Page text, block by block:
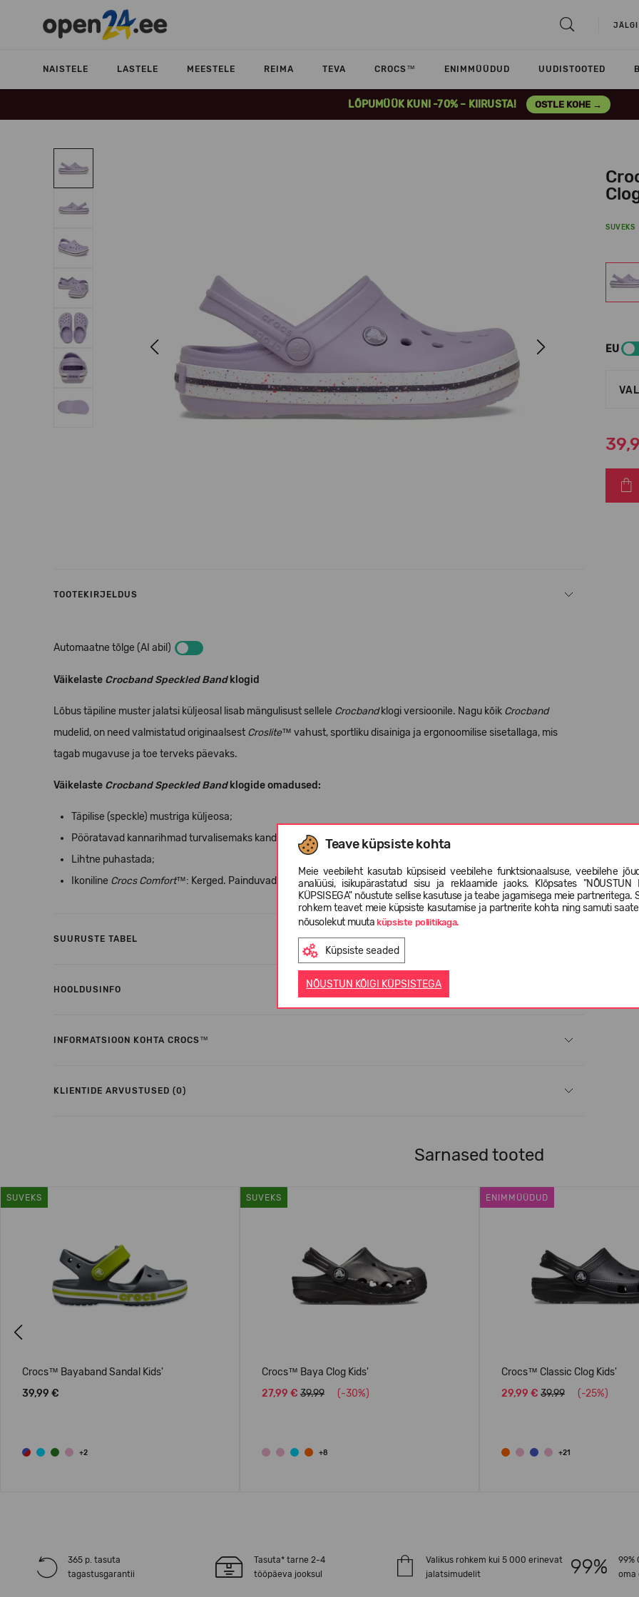
JÄLGI
NAISTELE LASTELE MEESTELE REIMA TEVA CROCS™ ENIMMÜÜDUD UUDISTOOTED
LÕPUMÜÜK KUNI -70% – KIIRUSTA! OSTLE KOHE →
Teave küpsiste kohta
Meie veebileht kasutab küpsiseid veebilehe funktsionaalsuse, veebilehe
analüüsi, isikupärastatud sisu ja reklaamide jaoks. Klõpsates "NÕUSTUN
KÜPSISEGA" nõustute sellise kasutuse ja teabe jagamisega meie partneritega.
rohkem teavet meie küpsiste kasutamise ja partnerite kohta ning samuti
nõusolekut muutaküpsiste poliitikaga.
Küpsiste seaded
NÕUSTUN KÕIGI KÜPSISTEGA
Previous Next
SUVEKS
EU
TOOTEKIRJELDUS
Automaatne tõlge (AI abil)
Väikelaste Crocband Speckled Bandklogid
Lõbus täpiline muster jalatsi küljeosal lisab mängulisust sellele Crocbandklogi versioonile. Nagu kõik Crocband
mudelid, on need valmistatud originaalsest Croslite™ vahust, sportliku disainiga ja ergonoomilise sisetallaga, mis
tagab mugavuse ja toe terveks päevaks.
Väikelaste Crocband Speckled Bandklogide omadused:
Täpilise (speckle) mustriga küljeosa;
Pööratavad kannarihmad turvalisemaks kandmiseks;
Lihtne puhastada;
Ikoniline Crocs Comfort™: Kerged. Painduvad. 360-kraadine mugavus.
SUURUSTE TABEL
HOOLDUSINFO
INFORMATSIOON KOHTA CROCS™
KLIENTIDE ARVUSTUSED (0)
Sarnased tooted
SUVEKS
Crocs™ Bayaband Sandal Kids'
39,99 €
+2
SUVEKS
Crocs™ Baya Clog Kids'
27,99 € 39.99 (-30%)
+8
ENIMMÜÜDUD
Crocs™ Classic Clog Kids'
29,99 € 39.99 (-25%)
+21
365 p. tasuta
tagastusgarantii
Tasuta* tarne 2-4
tööpäeva jooksul
Valikus rohkem kui 5 000 erinevat
jalatsimudelit
99%
oma